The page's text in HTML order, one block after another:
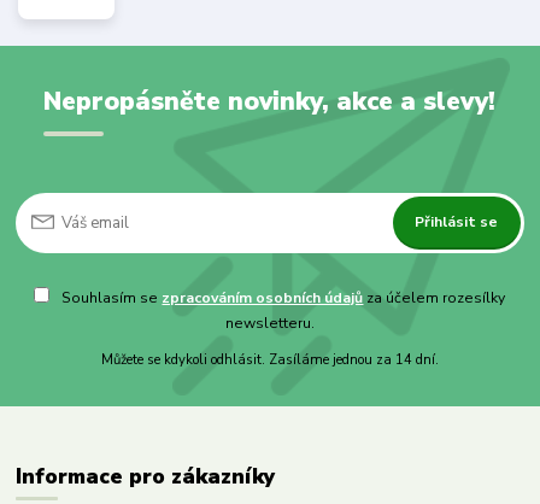
Nepropásněte novinky, akce a slevy!
Přihlásit se
Souhlasím se zpracováním osobních údajů za účelem rozesílky
newsletteru.
Můžete se kdykoli odhlásit. Zasíláme jednou za 14 dní.
Informace pro zákazníky